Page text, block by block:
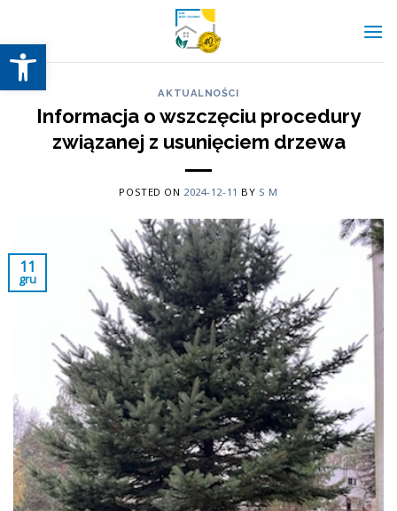
Otwórz pasek narzędzi
content
AKTUALNOŚCI
Informacja o wszczęciu procedury
związanej z usunięciem drzewa
POSTED ON 2024-12-11 BY S M
11
gru